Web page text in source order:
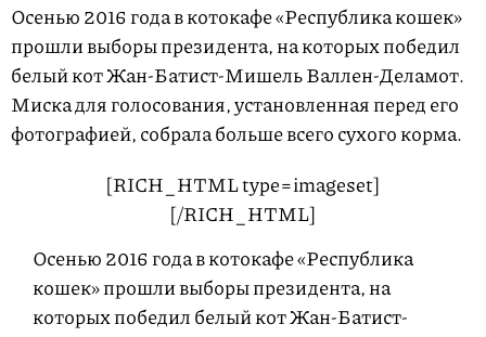
Осенью 2016 года в котокафе «Республика кошек»
прошли выборы президента, на которых победил
белый кот Жан-Батист-Мишель Валлен-Деламот.
Миска для голосования, установленная перед его
фотографией, собрала больше всего сухого корма.
[RICH_HTML type=imageset]
[/RICH_HTML]
Осенью 2016 года в котокафе «Республика
кошек» прошли выборы президента, на
которых победил белый кот Жан-Батист-